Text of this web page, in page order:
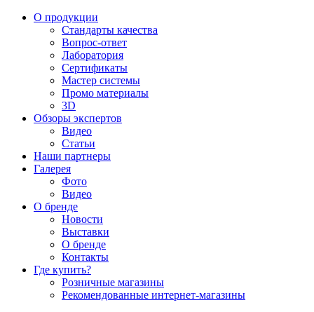
О продукции
Стандарты качества
Вопрос-ответ
Лаборатория
Сертификаты
Мастер системы
Промо материалы
3D
Обзоры экспертов
Видео
Статьи
Наши партнеры
Галерея
Фото
Видео
О бренде
Новости
Выставки
О бренде
Контакты
Где купить?
Розничные магазины
Рекомендованные интернет-магазины